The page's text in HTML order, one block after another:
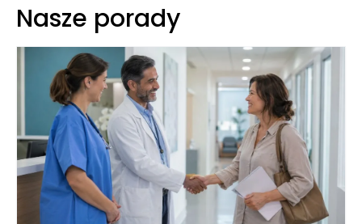
Nasze porady